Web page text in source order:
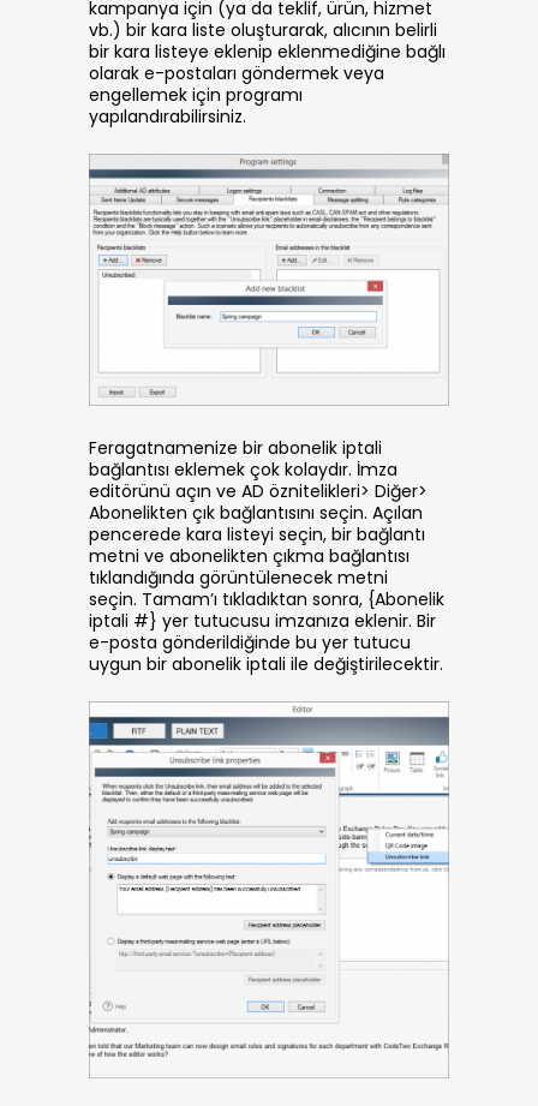
kampanya için (ya da teklif, ürün, hizmet
vb.) bir kara liste oluşturarak, alıcının belirli
bir kara listeye eklenip eklenmediğine bağlı
olarak e-postaları göndermek veya
engellemek için programı
yapılandırabilirsiniz.
Feragatnamenize bir abonelik iptali
bağlantısı eklemek çok kolaydır. İmza
editörünü açın ve AD öznitelikleri> Diğer>
Abonelikten çık bağlantısını seçin. Açılan
pencerede kara listeyi seçin, bir bağlantı
metni ve abonelikten çıkma bağlantısı
tıklandığında görüntülenecek metni
seçin. Tamam’ı tıkladıktan sonra, {Abonelik
iptali #} yer tutucusu imzanıza eklenir. Bir
e-posta gönderildiğinde bu yer tutucu
uygun bir abonelik iptali ile değiştirilecektir.